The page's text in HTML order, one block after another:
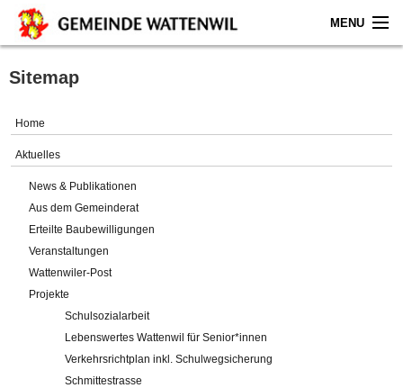
MENU
Home
Gemeinde
Verwaltung
Online-Service
Impressum
Sitemap
Home
Aktuelles
News & Publikationen
Aus dem Gemeinderat
Erteilte Baubewilligungen
Veranstaltungen
Wattenwiler-Post
Projekte
Schulsozialarbeit
Lebenswertes Wattenwil für Senior*innen
Verkehrsrichtplan inkl. Schulwegsicherung
Schmittestrasse